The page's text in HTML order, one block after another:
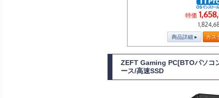
特価
商品詳細 カス
ZEFT Gaming PC[BTOパソコ
ース/高速SSD